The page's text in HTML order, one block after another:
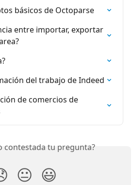
básicos de Octoparse
entre importar, exportar
del trabajo de Indeed
de comercios de
contestada tu pregunta?
😐 😃